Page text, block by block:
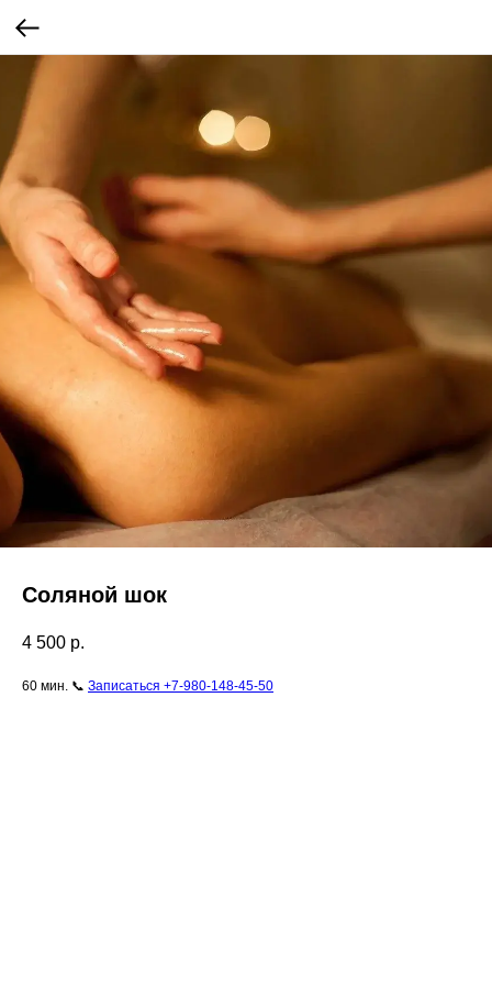
Соляной шок
4 500 р.
60 мин. 📞 Записаться +7-980-148-45-50